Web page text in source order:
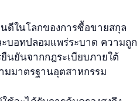
ดีในโลกของการซื้อขายสกุล
บอทปลอมแพร่ระบาด ความถูก
นยันจากกฎระเบียบภายใต้
มมาตรฐานอุตสาหกรรม